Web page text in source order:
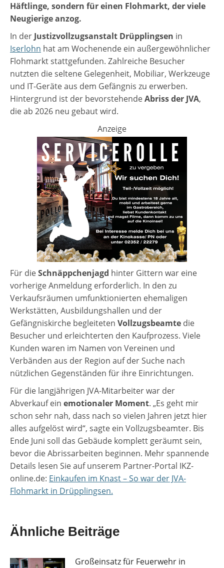
Häftlinge, sondern für einen Flohmarkt, der viele
Neugierige anzog.
In der Justizvollzugsanstalt Drüpplingsen in
Iserlohn hat am Wochenende ein außergewöhnlicher
Flohmarkt stattgefunden. Zahlreiche Besucher
nutzten die seltene Gelegenheit, Mobiliar, Werkzeuge
und IT-Geräte aus dem Gefängnis zu erwerben.
Hintergrund ist der bevorstehendeAbriss der JVA,
die ab 2026 neu gebaut wird.
Anzeige
Für dieSchnäppchenjagd hinter Gittern war eine
vorherige Anmeldung erforderlich. In den zu
Verkaufsräumen umfunktionierten ehemaligen
Werkstätten, Ausbildungshallen und der
Gefängniskirche begleiteten Vollzugsbeamte die
Besucher und erleichterten den Kaufprozess. Viele
Kunden waren im Namen von Vereinen und
Verbänden aus der Region auf der Suche nach
nützlichen Gegenständen für ihre Einrichtungen.
Für die langjährigen JVA-Mitarbeiter war der
Abverkauf ein emotionaler Moment. „Es geht mir
schon sehr nah, dass nach so vielen Jahren jetzt hier
alles aufgelöst wird“, sagte ein Vollzugsbeamter. Bis
Ende Juni soll das Gebäude komplett geräumt sein,
bevor die Abrissarbeiten beginnen. Mehr spannende
Details lesen Sie auf unserem Partner-Portal IKZ-
online.de: Einkaufen im Knast – So war der JVA-
Flohmarkt in Drüpplingsen.
Ähnliche Beiträge
Großeinsatz für Feuerwehr in